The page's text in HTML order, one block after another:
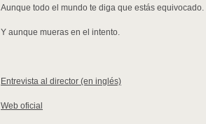
Aunque todo el mundo te diga que estás equivocado.
Y aunque mueras en el intento.
Entrevista al director (en inglés)
Web oficial